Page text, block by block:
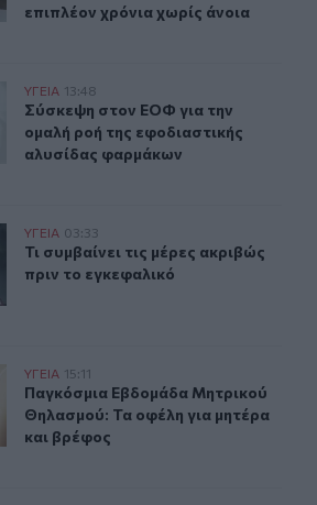
επιπλέον χρόνια χωρίς άνοια
για την ομαλή ροή της
ΥΓΕΙΑ 13:48
Σύσκεψη στον ΕΟΦ για την ομαλή
Σύσκεψη στον ΕΟΦ για την
ομαλή ροή της εφοδιαστικής
αλυσίδας φαρμάκων
ακριβώς πριν το εγκεφαλικό
ΥΓΕΙΑ 03:33
Τι συμβαίνει τις μέρες ακριβώς
Τι συμβαίνει τις μέρες ακριβώς
πριν το εγκεφαλικό
Μητρικού Θηλασμού: Τα οφέλη
ΥΓΕΙΑ 15:11
Παγκόσμια Εβδομάδα Μητρικού
Παγκόσμια Εβδομάδα Μητρικού
Θηλασμού: Τα οφέλη για μητέρα
και βρέφος